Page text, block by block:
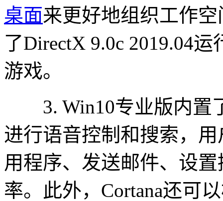
桌面来更好地组织工作
了DirectX 9.0c 2019.04
游戏。
3. Win10专业版内置
进行语音控制和搜索，
用程序、发送邮件、设
率。此外，Cortana还可